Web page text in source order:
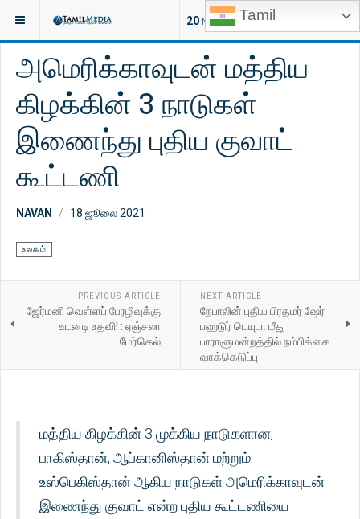
Tamil
20 NEW ARTICLES
இருக்குமிடம்: செய்திகள்
அமெரிக்காவுடன் மத்திய
கிழக்கின் 3 நாடுகள்
இணைந்து புதிய குவாட்
கூட்டணி
NAVAN 18 ஜூலை 2021
உலகம்
PREVIOUS ARTICLE
ஜேர்மனி வெள்ளப் பேரழிவுக்கு
உடனடி உதவி! : ஏஞ்சலா
மேர்கெல்
NEXT ARTICLE
நேபாலின் புதிய பிரதமர் ஷேர்
பஹடுர் டெயுபா மீது
பாராளுமன்றத்தில் நம்பிக்கை
வாக்கெடுப்பு
மத்திய கிழக்கின் 3 முக்கிய நாடுகளான,
பாகிஸ்தான், ஆப்கானிஸ்தான் மற்றும்
உஸ்பெகிஸ்தான் ஆகிய நாடுகள் அமெரிக்காவுடன்
இணைந்து குவாட் என்ற புதிய கூட்டணியை